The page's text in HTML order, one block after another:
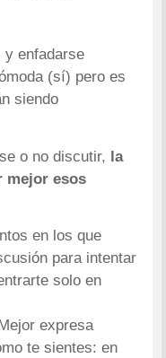
y enfadarse
(sí) pero es
siendo
o no discutir, la
mejor esos
en los que
para intentar
solo en
Mejor expresa
te sientes: en